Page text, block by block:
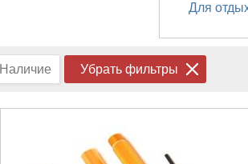
Для
Наличие Убрать фильтры